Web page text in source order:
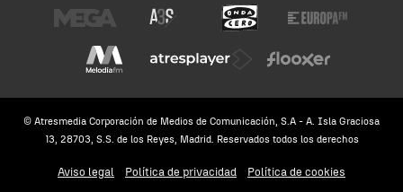
© Atresmedia Corporación de Medios de Comunicación, S.A - A. Isla Graciosa
13, 28703, S.S. de los Reyes, Madrid. Reservados todos los derechos
Aviso legal Política de privacidad Política de cookies